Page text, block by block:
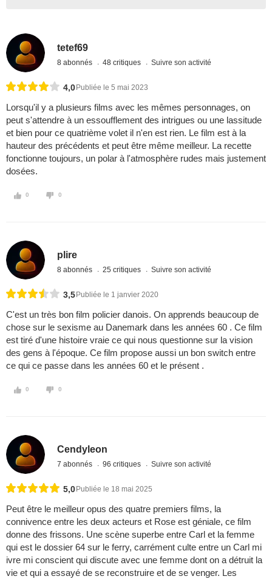
tetef69
8 abonnés 48 critiques Suivre son activité
4,0 Publiée le 5 mai 2023
Lorsqu'il y a plusieurs films avec les mêmes personnages, on
peut s'attendre à un essoufflement des intrigues ou une lassitude
et bien pour ce quatrième volet il n'en est rien. Le film est à la
hauteur des précédents et peut être même meilleur. La recette
fonctionne toujours, un polar à l'atmosphère rudes mais justement
dosées.
0 0
plire
8 abonnés 25 critiques Suivre son activité
3,5 Publiée le 1 janvier 2020
C'est un très bon film policier danois. On apprends beaucoup de
chose sur le sexisme au Danemark dans les années 60 . Ce film
est tiré d'une histoire vraie ce qui nous questionne sur la vision
des gens à l'époque. Ce film propose aussi un bon switch entre
ce qui ce passe dans les années 60 et le présent .
0 0
Cendyleon
7 abonnés 96 critiques Suivre son activité
5,0 Publiée le 18 mai 2025
Peut être le meilleur opus des quatre premiers films, la
connivence entre les deux acteurs et Rose est géniale, ce film
donne des frissons. Une scène superbe entre Carl et la femme
qui est le dossier 64 sur le ferry, carrément culte entre un Carl mi
ivre mi conscient qui discute avec une femme dont on a détruit la
vie et qui a essayé de se reconstruire et de se venger. Les